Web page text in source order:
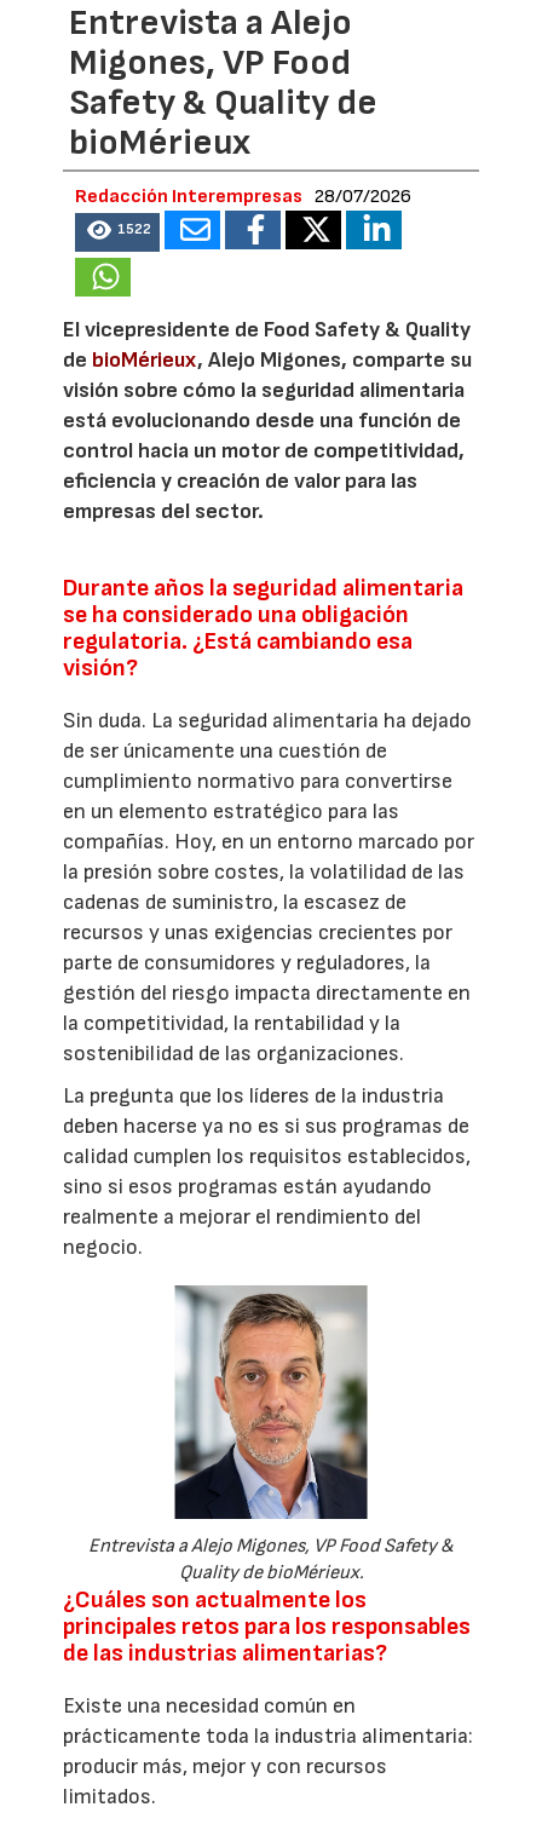
Entrevista a Alejo
Migones, VP Food
Safety & Quality de
bioMérieux
Redacción Interempresas 28/07/2026
1522
El vicepresidente de Food Safety & Quality
de bioMérieux, Alejo Migones, comparte su
visión sobre cómo la seguridad alimentaria
está evolucionando desde una función de
control hacia un motor de competitividad,
eficiencia y creación de valor para las
empresas del sector.
Durante años la seguridad alimentaria
se ha considerado una obligación
regulatoria. ¿Está cambiando esa
visión?
Sin duda. La seguridad alimentaria ha dejado
de ser únicamente una cuestión de
cumplimiento normativo para convertirse
en un elemento estratégico para las
compañías. Hoy, en un entorno marcado por
la presión sobre costes, la volatilidad de las
cadenas de suministro, la escasez de
recursos y unas exigencias crecientes por
parte de consumidores y reguladores, la
gestión del riesgo impacta directamente en
la competitividad, la rentabilidad y la
sostenibilidad de las organizaciones.
La pregunta que los líderes de la industria
deben hacerse ya no es si sus programas de
calidad cumplen los requisitos establecidos,
sino si esos programas están ayudando
realmente a mejorar el rendimiento del
negocio.
Entrevista a Alejo Migones, VP Food Safety &
Quality de bioMérieux.
¿Cuáles son actualmente los
principales retos para los responsables
de las industrias alimentarias?
Existe una necesidad común en
prácticamente toda la industria alimentaria:
producir más, mejor y con recursos
limitados.